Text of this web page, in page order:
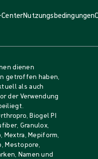
Nutzungsbedingungen
dienen
getroffen haben,
als auch
der Verwendung
Biogel PI
Granulox,
Mextra, Mepiform,
Mestopore,
Namen und